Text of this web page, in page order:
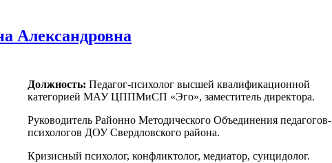
Александровна
Должность: Педагог-психолог высшей квалификационной
категорией МАУ ЦППМиСП «Эго», заместитель директора.
Руководитель Районно Методического Объединения педагогов-
психологов ДОУ Свердловского района.
Кризисный психолог, конфликтолог, медиатор, суицидолог.